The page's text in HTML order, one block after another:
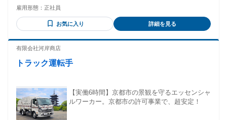
ューム：4,500円／日 ・4tバキューム：3,500円／日 ・10tベッ
手当（残業）：1分単位での支給！ ※週休2日制 ・月給制 ・
昇給あり ・賞与あり（年2回）
・安全運転を大切にできる方 ・家族のためにしっかり稼ぎた
い方 ・長く安定して働きたい方 【向いていない人】 ・6時台
に出社が難しい方 ・19時30分帰宅が遅いと感じる方 ・現場で
雇用形態： 正社員
お気に入り 詳細を見る
有限会社河岸商店
トラック運転手
【実働6時間】京都市の景観を守るエッセンシャ
ルワーカー。京都市の許可事業で、超安定！